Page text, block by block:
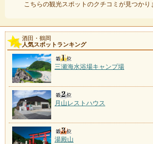
こちらの観光スポットのクチコミが見つかり
酒田・鶴岡
人気スポットランキング
三瀬海水浴場キャンプ場
月山レストハウス
湯殿山